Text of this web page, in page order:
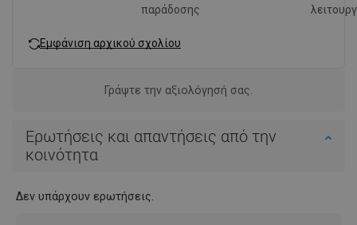
παράδοσης
Εμφάνιση αρχικού σχολίου
Γράψτε την αξιολόγησή σας.
Ερωτήσεις και απαντήσεις από την
κοινότητα
Δεν υπάρχουν ερωτήσεις.